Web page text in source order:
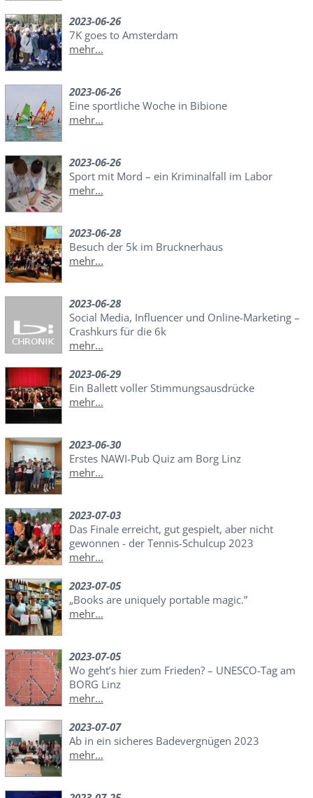
2023-06-26
7K goes to Amsterdam
mehr...
2023-06-26
Eine sportliche Woche in Bibione
mehr...
2023-06-26
Sport mit Mord – ein Kriminalfall im Labor
mehr...
2023-06-28
Besuch der 5k im Brucknerhaus
mehr...
2023-06-28
Social Media, Influencer und Online-Marketing –
Crashkurs für die 6k
mehr...
2023-06-29
Ein Ballett voller Stimmungsausdrücke
mehr...
2023-06-30
Erstes NAWI-Pub Quiz am Borg Linz
mehr...
2023-07-03
Das Finale erreicht, gut gespielt, aber nicht
gewonnen - der Tennis-Schulcup 2023
mehr...
2023-07-05
„Books are uniquely portable magic.”
mehr...
2023-07-05
Wo geht’s hier zum Frieden? – UNESCO-Tag am
BORG Linz
mehr...
2023-07-07
Ab in ein sicheres Badevergnügen 2023
mehr...